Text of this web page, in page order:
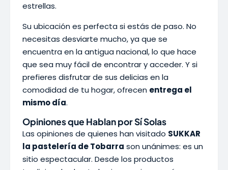
estrellas.
Su ubicación es perfecta si estás de paso. No
necesitas desviarte mucho, ya que se
encuentra en la antigua nacional, lo que hace
que sea muy fácil de encontrar y acceder. Y si
prefieres disfrutar de sus delicias en la
comodidad de tu hogar, ofrecen entrega el
mismo día.
Opiniones que Hablan por Sí Solas
Las opiniones de quienes han visitado SUKKAR
la pastelería de Tobarra son unánimes: es un
sitio espectacular. Desde los productos